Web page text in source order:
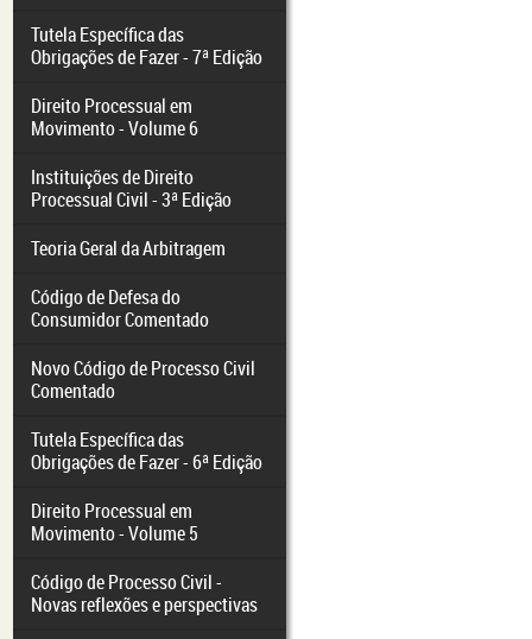
Tutela Específica das
Obrigações de Fazer - 7ª Edição
Direito Processual em
Movimento - Volume 6
Instituições de Direito
Processual Civil - 3ª Edição
Teoria Geral da Arbitragem
Código de Defesa do
Consumidor Comentado
Novo Código de Processo Civil
Comentado
Tutela Específica das
Obrigações de Fazer - 6ª Edição
Direito Processual em
Movimento - Volume 5
Código de Processo Civil -
Novas reflexões e perspectivas